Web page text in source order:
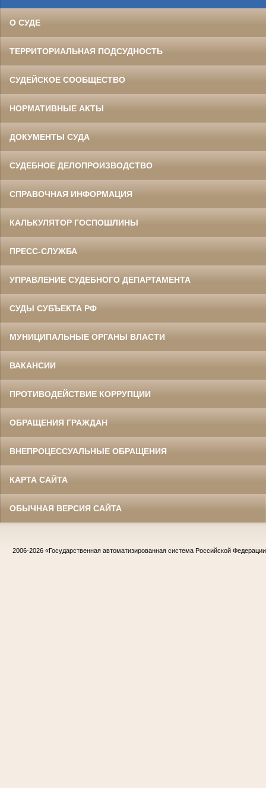
О СУДЕ
ТЕРРИТОРИАЛЬНАЯ ПОДСУДНОСТЬ
СУДЕЙСКОЕ СООБЩЕСТВО
НОРМАТИВНЫЕ АКТЫ
ДОКУМЕНТЫ СУДА
СУДЕБНОЕ ДЕЛОПРОИЗВОДСТВО
СПРАВОЧНАЯ ИНФОРМАЦИЯ
КАЛЬКУЛЯТОР ГОСПОШЛИНЫ
ПРЕСС-СЛУЖБА
УПРАВЛЕНИЕ СУДЕБНОГО ДЕПАРТАМЕНТА
СУДЫ СУБЪЕКТА РФ
МУНИЦИПАЛЬНЫЕ ОРГАНЫ ВЛАСТИ
ВАКАНСИИ
ПРОТИВОДЕЙСТВИЕ КОРРУПЦИИ
ОБРАЩЕНИЯ ГРАЖДАН
ВНЕПРОЦЕССУАЛЬНЫЕ ОБРАЩЕНИЯ
КАРТА САЙТА
ОБЫЧНАЯ ВЕРСИЯ САЙТА
2006-2026 «Государственная автоматизированная система Российской